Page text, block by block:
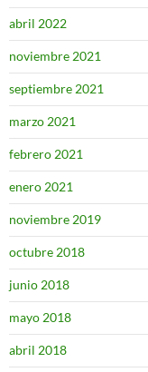
abril 2022
noviembre 2021
septiembre 2021
marzo 2021
febrero 2021
enero 2021
noviembre 2019
octubre 2018
junio 2018
mayo 2018
abril 2018